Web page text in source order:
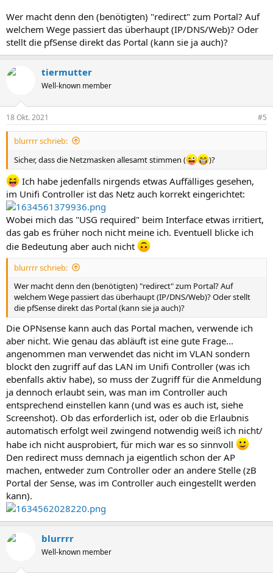
Wer macht denn den (benötigten) "redirect" zum Portal? Auf
welchem Wege passiert das überhaupt (IP/DNS/Web)? Oder
stellt die pfSense direkt das Portal (kann sie ja auch)?
tiermutter
Well-known member
18 Okt. 2021 #5
blurrrr schrieb:
Sicher, dass die Netzmasken allesamt stimmen (
)?
Ich habe jedenfalls nirgends etwas Auffälliges gesehen,
im Unifi Controller ist das Netz auch korrekt eingerichtet:
Wobei mich das "USG required" beim Interface etwas irritiert,
das gab es früher noch nicht meine ich. Eventuell blicke ich
die Bedeutung aber auch nicht
blurrrr schrieb:
Wer macht denn den (benötigten) "redirect" zum Portal? Auf
welchem Wege passiert das überhaupt (IP/DNS/Web)? Oder stellt
die pfSense direkt das Portal (kann sie ja auch)?
Die OPNsense kann auch das Portal machen, verwende ich
aber nicht. Wie genau das abläuft ist eine gute Frage...
angenommen man verwendet das nicht im VLAN sondern
blockt den zugriff auf das LAN im Unifi Controller (was ich
ebenfalls aktiv habe), so muss der Zugriff für die Anmeldung
ja dennoch erlaubt sein, was man im Controller auch
entsprechend einstellen kann (und was es auch ist, siehe
Screenshot). Ob das erforderlich ist, oder ob die Erlaubnis
automatisch erfolgt weil zwingend notwendig weiß ich nicht/
habe ich nicht ausprobiert, für mich war es so sinnvoll
Den redirect muss demnach ja eigentlich schon der AP
machen, entweder zum Controller oder an andere Stelle (zB
Portal der Sense, was im Controller auch eingestellt werden
kann).
blurrrr
Well-known member